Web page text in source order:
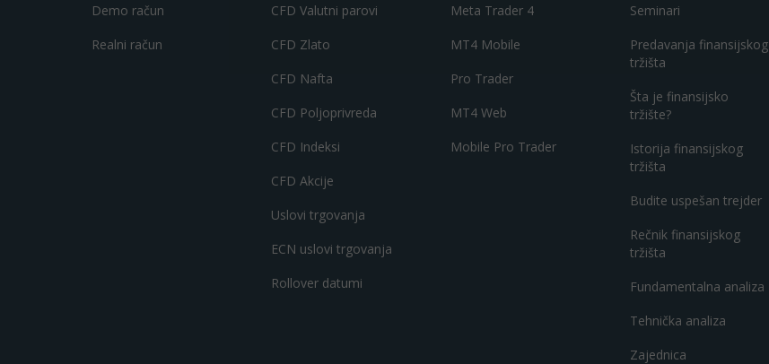
Demo račun
Realni račun
CFD Valutni parovi
CFD Zlato
CFD Nafta
CFD Poljoprivreda
CFD Indeksi
CFD Akcije
Uslovi trgovanja
ECN uslovi trgovanja
Rollover datumi
Meta Trader 4
MT4 Mobile
Pro Trader
MT4 Web
Mobile Pro Trader
Seminari
Predavanja finansijskog
tržišta
Šta je finansijsko
tržište?
Istorija finansijskog
tržišta
Budite uspešan trejder
Rečnik finansijskog
tržišta
Fundamentalna analiza
Tehnička analiza
Zajednica